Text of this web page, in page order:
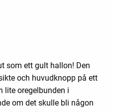
som ett gult hallon! Den
och huvudknopp på ett
lite oregelbunden i
om det skulle bli någon